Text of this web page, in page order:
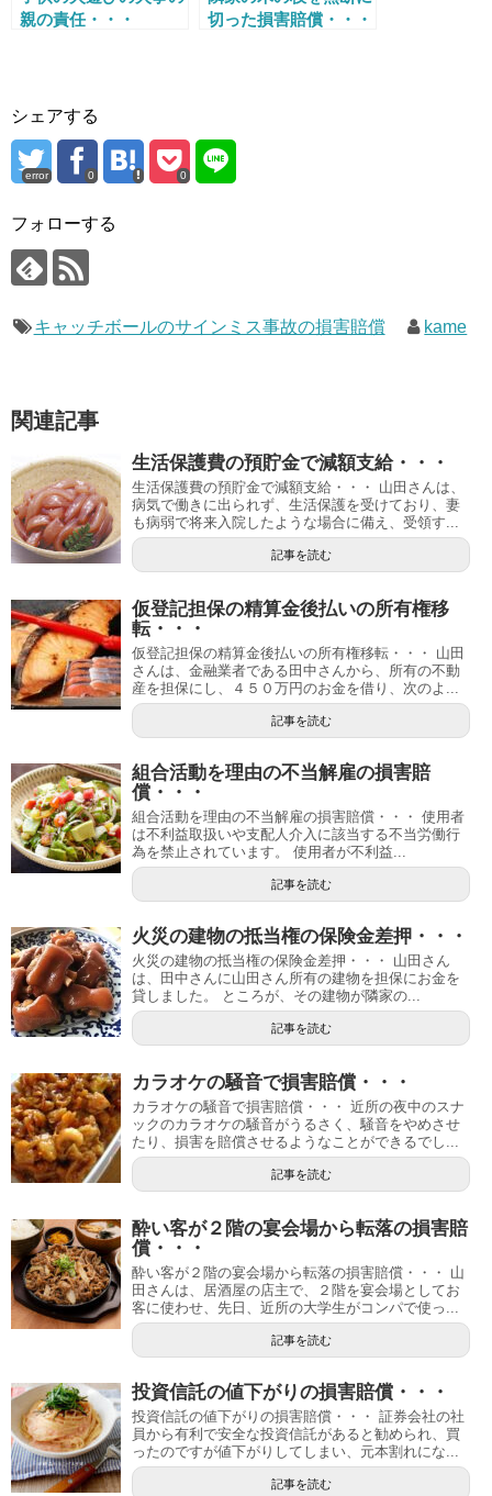
親の責任・・・
切った損害賠償・・・
シェアする
error 0 0
フォローする
キャッチボールのサインミス事故の損害賠償 kame
関連記事
生活保護費の預貯金で減額支給・・・
生活保護費の預貯金で減額支給・・・ 山田さんは、
病気で働きに出られず、生活保護を受けており、妻
も病弱で将来入院したような場合に備え、受領す...
記事を読む
仮登記担保の精算金後払いの所有権移
転・・・
仮登記担保の精算金後払いの所有権移転・・・ 山田
さんは、金融業者である田中さんから、所有の不動
産を担保にし、４５０万円のお金を借り、次のよ...
記事を読む
組合活動を理由の不当解雇の損害賠
償・・・
組合活動を理由の不当解雇の損害賠償・・・ 使用者
は不利益取扱いや支配人介入に該当する不当労働行
為を禁止されています。 使用者が不利益...
記事を読む
火災の建物の抵当権の保険金差押・・・
火災の建物の抵当権の保険金差押・・・ 山田さん
は、田中さんに山田さん所有の建物を担保にお金を
貸しました。 ところが、その建物が隣家の...
記事を読む
カラオケの騒音で損害賠償・・・
カラオケの騒音で損害賠償・・・ 近所の夜中のスナ
ックのカラオケの騒音がうるさく、騒音をやめさせ
たり、損害を賠償させるようなことができるでし...
記事を読む
酔い客が２階の宴会場から転落の損害賠
償・・・
酔い客が２階の宴会場から転落の損害賠償・・・ 山
田さんは、居酒屋の店主で、２階を宴会場としてお
客に使わせ、先日、近所の大学生がコンパで使っ...
記事を読む
投資信託の値下がりの損害賠償・・・
投資信託の値下がりの損害賠償・・・ 証券会社の社
員から有利で安全な投資信託があると勧められ、買
ったのですが値下がりしてしまい、元本割れにな...
記事を読む